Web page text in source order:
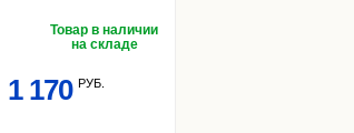
Товар в наличии
на складе
1 170 РУБ.